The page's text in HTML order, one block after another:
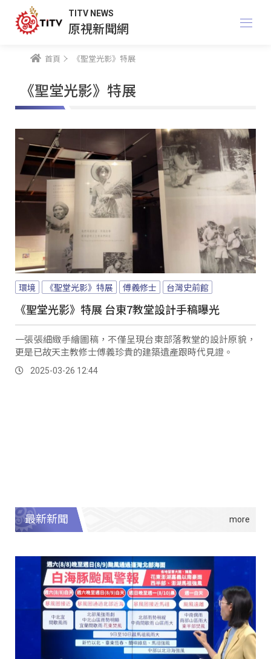
TITV NEWS
原視新聞網
首頁 《聖堂光影》特展
《聖堂光影》特展
環境 《聖堂光影》特展 傅義修士 台灣史前館
《聖堂光影》特展 台東7教堂設計手稿曝光
一張張細緻手繪圖稿，不僅呈現台東部落教堂的設計原貌，
更是已故天主教修士傅義珍貴的建築遺產跟時代見證。
2025-03-26 12:44
最新新聞